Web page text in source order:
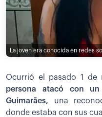
La joven era conocida en redes
Ocurrió el pasado 1
persona atacó con
Guimarães, una
donde estaba con sus